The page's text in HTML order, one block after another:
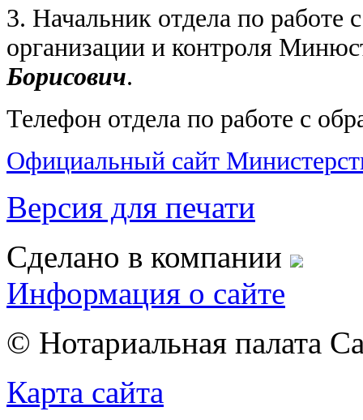
3. Начальник отдела по
организации и контроля
Борисович.
Телефон отдела по работе с
Официальный сайт
Версия для печати
Сделано в компании
Информация о сайте
© Нотариальная палата
Карта сайта